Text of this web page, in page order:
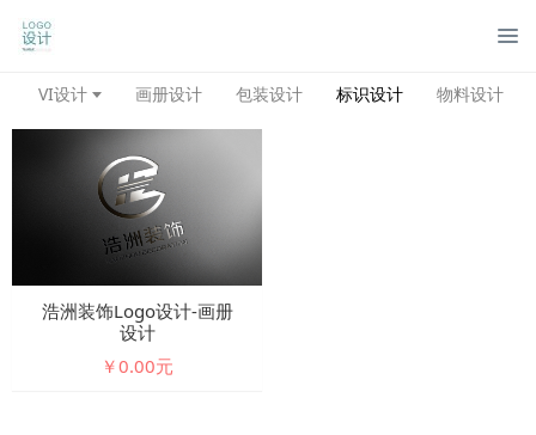
VI设计 画册设计 包装设计 标识设计 物料设计
浩洲装饰logo设计-画册
设计
￥0.00元